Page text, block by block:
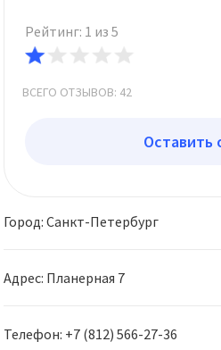
Город: Санкт-Петербург
Адрес: Планерная 7
Телефон: +7 (812) 566-27-36
Рейтинг: 1 из 5
ВСЕГО ОТЗЫВОВ: 42
Оставить